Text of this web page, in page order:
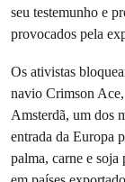
seu testemunho e
provocados pela
Os ativistas
navio Crimson
Amsterdã, um dos
entrada da Europa
palma, carne e soja